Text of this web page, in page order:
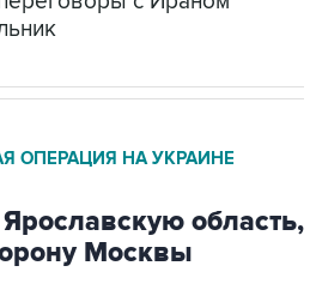
ОПЕРАЦИЯ НА УКРАИНЕ
область,
Москвы